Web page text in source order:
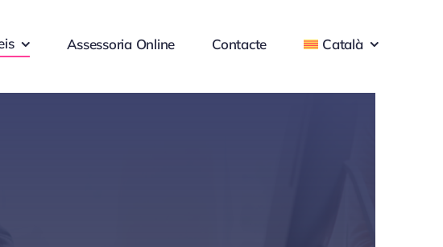
Assessoria Online Contacte Català